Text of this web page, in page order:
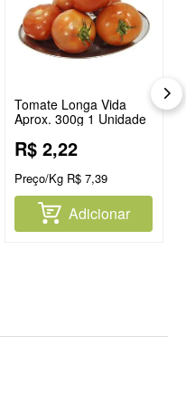
Tomate Longa Vida
Aprox. 300g 1 Unidade
R$ 2,22
Preço/Kg R$ 7,39
Adicionar